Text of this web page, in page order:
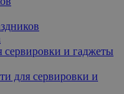
и гаджеты
для сервировки и